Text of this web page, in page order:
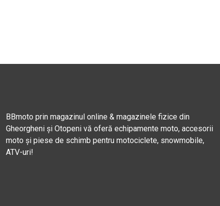
BBmoto prin magazinul online & magazinele fizice din
Gheorgheni și Otopeni vă oferă echipamente moto, accesorii
moto și piese de schimb pentru motociclete, snowmobile,
ATV-uri!